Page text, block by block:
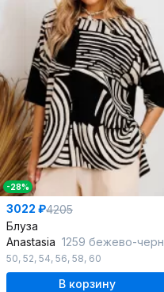
-28%
3022 ₽4205
Блуза
Anastasia 1259 бежево-черный
50, 52, 54, 56, 58, 60
В корзину